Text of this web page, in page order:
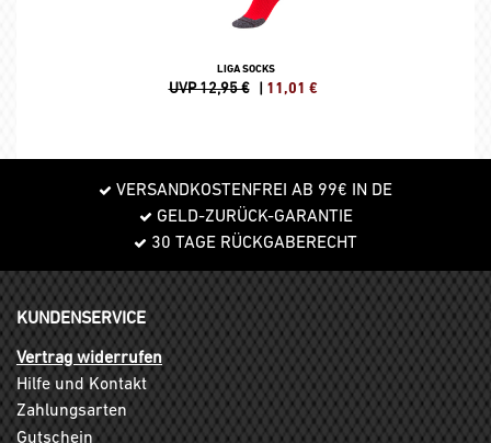
LIGA SOCKS
UVP 12,95 € | 11,01 €
VERSANDKOSTENFREI AB 99€ IN DE
GELD-ZURÜCK-GARANTIE
30 TAGE RÜCKGABERECHT
KUNDENSERVICE
Vertrag widerrufen
Hilfe und Kontakt
Zahlungsarten
Gutschein